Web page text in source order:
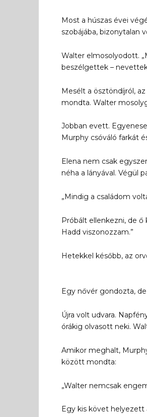
Most a húszas évei
szobájába, bizonytalan
Walter elmosolyodott.
beszélgettek –
Mesélt a ösztöndíjról,
mondta. Walter
Jobban evett.
Murphy csóváló farkát
Elena nem csak
néha a lányával. Végül
„Mindig a családom
Próbált ellenkezni, de
Hadd viszonozzam.”
Hetekkel később, az
Egy nővér gondozta,
Újra volt udvara.
órákig olvasott neki.
Amikor meghalt,
között mondta:
„Walter nemcsak
Egy kis követ helyezett